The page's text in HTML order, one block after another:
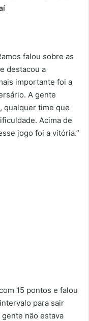
falou sobre as
destacou a
importante foi a
A gente
qualquer time que
Acima de
jogo foi a vitória.”
15 pontos e falou
para sair
não estava